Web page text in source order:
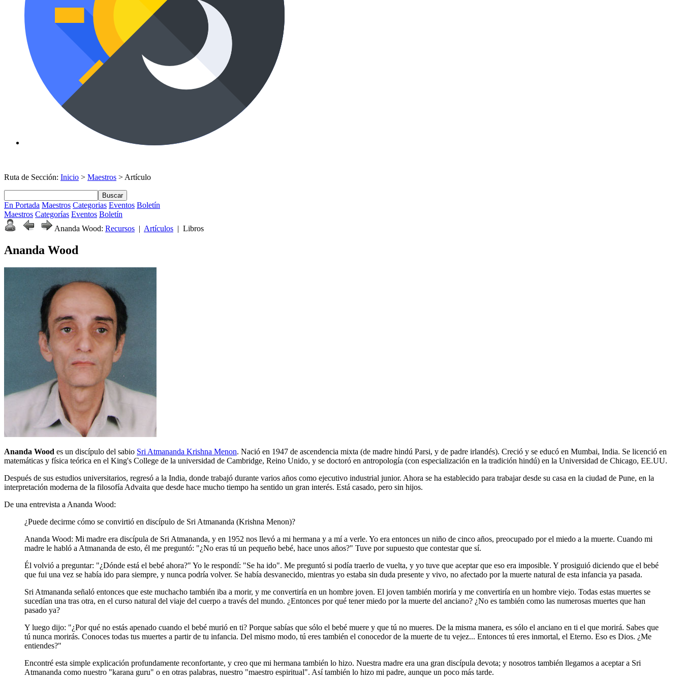
Ruta de Sección: Inicio > Maestros > Artículo
Buscar
En Portada Maestros Categorias Eventos Boletín
Maestros Categorías Eventos Boletín
Ananda Wood: Recursos | Artículos | Libros
Ananda Wood
Ananda Wood es un discípulo del sabio Sri Atmananda Krishna Menon. Nació en 1947 de ascendencia mixta (de madre hindú Parsi, y de padre irlandés). Creció y se educó en Mumbai, India. Se licenció en
matemáticas y física teórica en el King's College de la universidad de Cambridge, Reino Unido, y se doctoró en antropología (con especialización en la tradición hindú) en la Universidad de Chicago, EE.UU.
Después de sus estudios universitarios, regresó a la India, donde trabajó durante varios años como ejecutivo industrial junior. Ahora se ha establecido para trabajar desde su casa en la ciudad de Pune, en la
interpretación moderna de la filosofía Advaita que desde hace mucho tiempo ha sentido un gran interés. Está casado, pero sin hijos.
De una entrevista a Ananda Wood:
¿Puede decirme cómo se convirtió en discípulo de Sri Atmananda (Krishna Menon)?
Ananda Wood: Mi madre era discípula de Sri Atmananda, y en 1952 nos llevó a mi hermana y a mí a verle. Yo era entonces un niño de cinco años, preocupado por el miedo a la muerte. Cuando mi
madre le habló a Atmananda de esto, él me preguntó: "¿No eras tú un pequeño bebé, hace unos años?" Tuve por supuesto que contestar que sí.
Él volvió a preguntar: "¿Dónde está el bebé ahora?" Yo le respondí: "Se ha ido". Me preguntó si podía traerlo de vuelta, y yo tuve que aceptar que eso era imposible. Y prosiguió diciendo que el bebé
que fui una vez se había ido para siempre, y nunca podría volver. Se había desvanecido, mientras yo estaba sin duda presente y vivo, no afectado por la muerte natural de esta infancia ya pasada.
Sri Atmananda señaló entonces que este muchacho también iba a morir, y me convertiría en un hombre joven. El joven también moriría y me convertiría en un hombre viejo. Todas estas muertes se
sucedían una tras otra, en el curso natural del viaje del cuerpo a través del mundo. ¿Entonces por qué tener miedo por la muerte del anciano? ¿No es también como las numerosas muertes que han
pasado ya?
Y luego dijo: "¿Por qué no estás apenado cuando el bebé murió en ti? Porque sabías que sólo el bebé muere y que tú no mueres. De la misma manera, es sólo el anciano en ti el que morirá. Sabes que
tú nunca morirás. Conoces todas tus muertes a partir de tu infancia. Del mismo modo, tú eres también el conocedor de la muerte de tu vejez... Entonces tú eres inmortal, el Eterno. Eso es Dios. ¿Me
entiendes?"
Encontré esta simple explicación profundamente reconfortante, y creo que mi hermana también lo hizo. Nuestra madre era una gran discípula devota; y nosotros también llegamos a aceptar a Sri
Atmananda como nuestro "karana guru" o en otras palabras, nuestro "maestro espiritual". Así también lo hizo mi padre, aunque un poco más tarde.